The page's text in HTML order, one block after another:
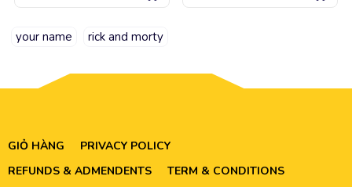
your name rick and morty
GIỎ HÀNG
PRIVACY POLICY
REFUNDS & ADMENDENTS
TERM & CONDITIONS